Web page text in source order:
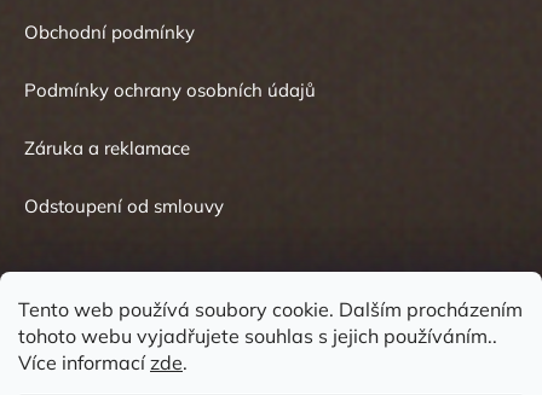
Tento web používá soubory cookie. Dalším procházením
tohoto webu vyjadřujete souhlas s jejich používáním..
Více informacízde.
Obchodní podmínky
Podmínky ochrany osobních údajů
Záruka a reklamace
Odstoupení od smlouvy
Kontakt